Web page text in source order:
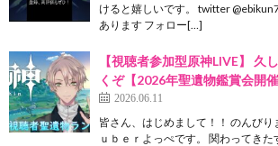
けると嬉しいです。 twitter
あります フォロー[…]
【視聴者参加型原神LIVE】 久
くぞ【2026年聖遺物鑑賞会開催
2026.06.11
皆さん、はじめまして！！ のんびり
ｕｂｅｒよっぺです。 関わってき